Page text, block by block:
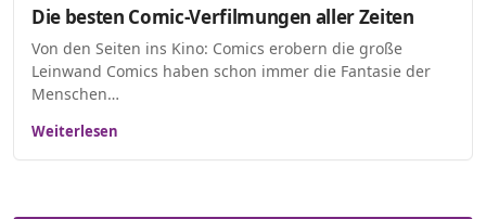
Die besten Comic-Verfilmungen aller Zeiten
Von den Seiten ins Kino: Comics erobern die große
Leinwand Comics haben schon immer die Fantasie der
Menschen…
Weiterlesen